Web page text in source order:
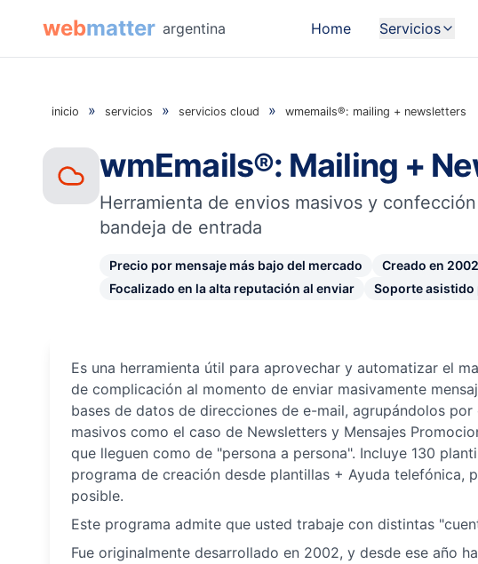
webmatter argentina Home Servicios
inicio » servicios » servicios cloud » wmemails®: mailing + newsletters
wmEmails®: Mailing +
Herramienta de envios masivos y
bandeja de entrada
Precio por mensaje más bajo del mercado
Creado en
Focalizado en la alta reputación al enviar
Soporte
Es una herramienta útil para aprovechar y automatizar el
de complicación al momento de enviar masivamente
bases de datos de direcciones de e-mail, agrupándolos
masivos como el caso de Newsletters y Mensajes
que lleguen como de "persona a persona". Incluye 130
programa de creación desde plantillas + Ayuda telefónica,
posible.
Este programa admite que usted trabaje con distintas
Fue originalmente desarrollado en 2002, y desde ese año